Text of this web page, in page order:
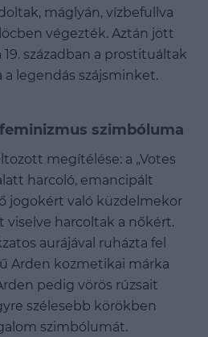
máglyán, vízbefullva
végezték. Aztán jött
században a prostituáltak
legendás szájsminket.
szimbóluma
megítélése: a „Votes
harcoló, emancipált
jogokért való küzdelmekor
viselve harcoltak a nőkért.
aurájával ruházta fel
Arden kozmetikai márka
pedig vörös rúzsait
szélesebb körökben
szimbólumát.